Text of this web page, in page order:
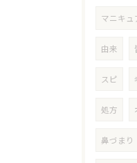
マニキュ
由来
スピ
処方
鼻づまり